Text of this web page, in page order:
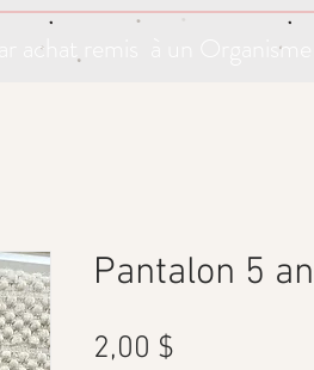
achat remis à un
Pantalon 5
2,00 $